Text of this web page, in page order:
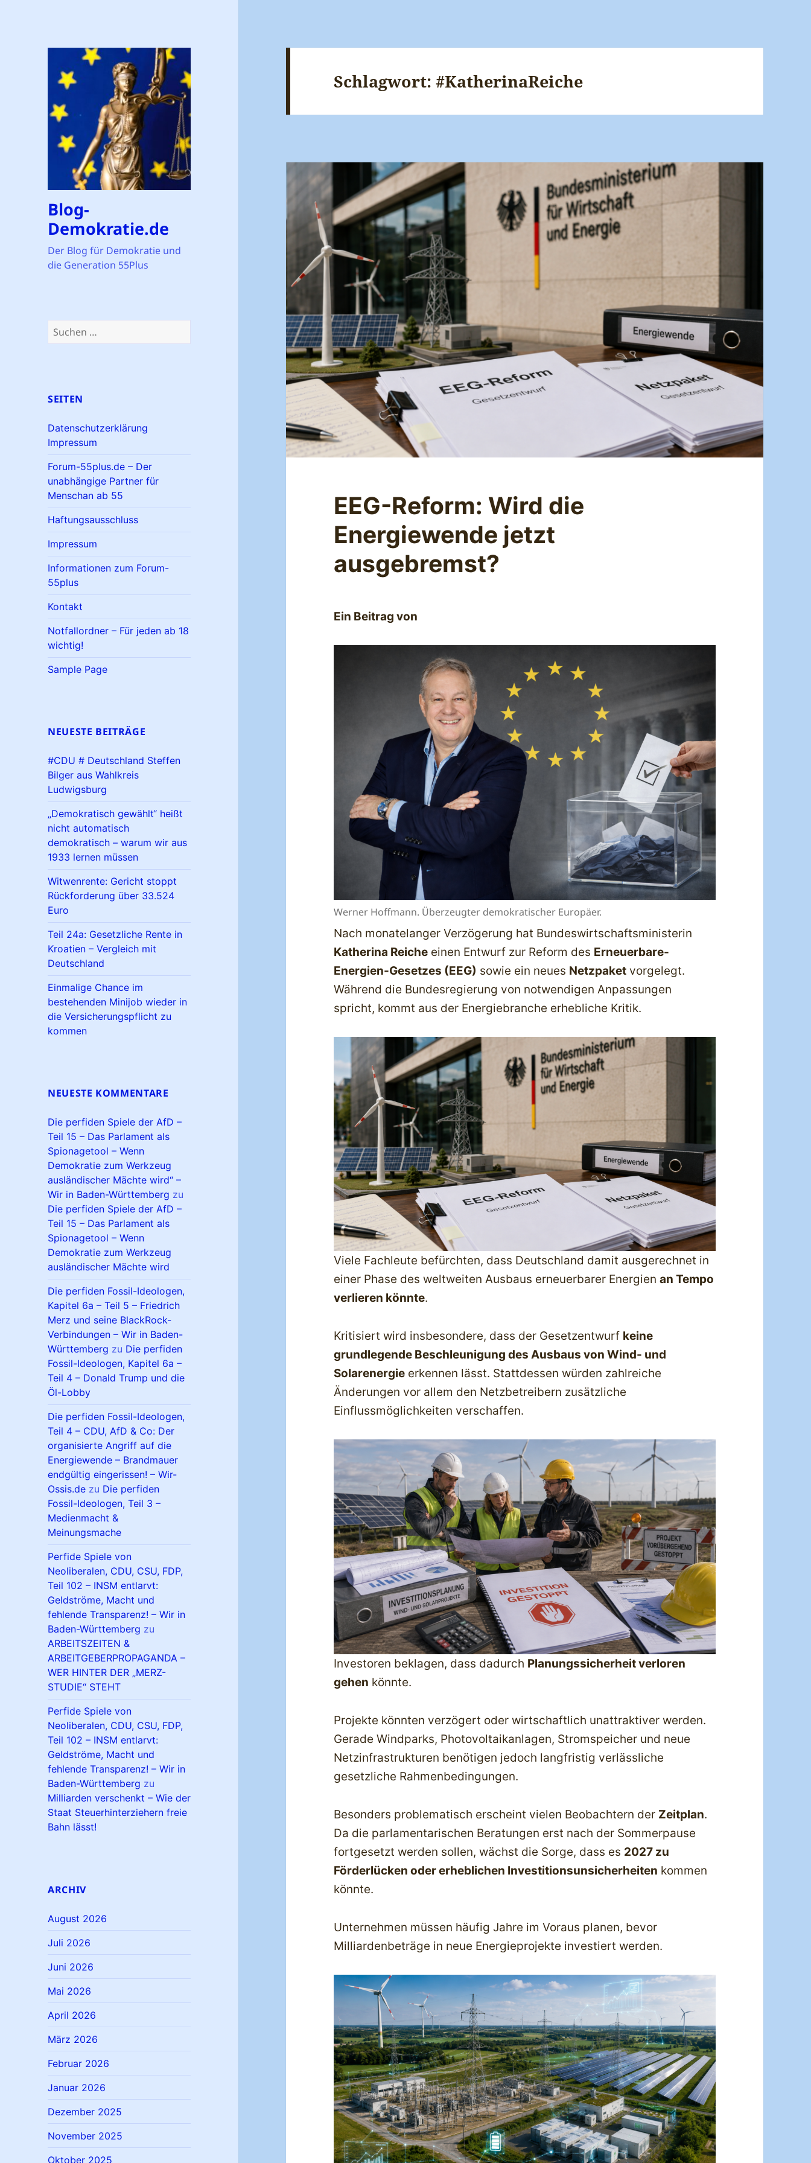
Blog-
Demokratie.de
Der Blog für Demokratie und
die Generation 55Plus
Suchen
nach:
SEITEN
Datenschutzerklärung
Impressum
Forum-55plus.de – Der
unabhängige Partner für
Menschan ab 55
Haftungsausschluss
Impressum
Informationen zum Forum-
55plus
Kontakt
Notfallordner – Für jeden ab 18
wichtig!
Sample Page
NEUESTE BEITRÄGE
#CDU # Deutschland Steffen
Bilger aus Wahlkreis
Ludwigsburg
„Demokratisch gewählt“ heißt
nicht automatisch
demokratisch – warum wir aus
1933 lernen müssen
Witwenrente: Gericht stoppt
Rückforderung über 33.524
Euro
Teil 24a: Gesetzliche Rente in
Kroatien – Vergleich mit
Deutschland
Einmalige Chance im
bestehenden Minijob wieder in
die Versicherungspflicht zu
kommen
NEUESTE KOMMENTARE
Die perfiden Spiele der AfD –
Teil 15 – Das Parlament als
Spionagetool – Wenn
Demokratie zum Werkzeug
ausländischer Mächte wird“ –
Wir in Baden-Württemberg zu
Die perfiden Spiele der AfD –
Teil 15 – Das Parlament als
Spionagetool – Wenn
Demokratie zum Werkzeug
ausländischer Mächte wird
Die perfiden Fossil-Ideologen,
Kapitel 6a – Teil 5 – Friedrich
Merz und seine BlackRock-
Verbindungen – Wir in Baden-
Württemberg zu Die perfiden
Fossil-Ideologen, Kapitel 6a –
Teil 4 – Donald Trump und die
Öl-Lobby
Die perfiden Fossil-Ideologen,
Teil 4 – CDU, AfD & Co: Der
organisierte Angriff auf die
Energiewende – Brandmauer
endgültig eingerissen! – Wir-
Ossis.de zu Die perfiden
Fossil-Ideologen, Teil 3 –
Medienmacht &
Meinungsmache
Perfide Spiele von
Neoliberalen, CDU, CSU, FDP,
Teil 102 – INSM entlarvt:
Geldströme, Macht und
fehlende Transparenz! – Wir in
Baden-Württemberg zu
ARBEITSZEITEN &
ARBEITGEBERPROPAGANDA –
WER HINTER DER „MERZ-
STUDIE“ STEHT
Perfide Spiele von
Neoliberalen, CDU, CSU, FDP,
Teil 102 – INSM entlarvt:
Geldströme, Macht und
fehlende Transparenz! – Wir in
Baden-Württemberg zu
Milliarden verschenkt – Wie der
Staat Steuerhinterziehern freie
Bahn lässt!
ARCHIV
August 2026
Juli 2026
Juni 2026
Mai 2026
April 2026
März 2026
Februar 2026
Januar 2026
Dezember 2025
November 2025
Oktober 2025
Schlagwort:#KatherinaReiche
EEG-Reform: Wird die
Energiewende jetzt
ausgebremst?
Ein Beitrag von
Werner Hoffmann. Überzeugter demokratischer Europäer.
Nach monatelanger Verzögerung hat Bundeswirtschaftsministerin
Katherina Reiche einen Entwurf zur Reform des Erneuerbare-
Energien-Gesetzes (EEG) sowie ein neues Netzpaket vorgelegt.
Während die Bundesregierung von notwendigen Anpassungen
spricht, kommt aus der Energiebranche erhebliche Kritik.
Viele Fachleute befürchten, dass Deutschland damit ausgerechnet in
einer Phase des weltweiten Ausbaus erneuerbarer Energienan Tempo
verlieren könnte.
Kritisiert wird insbesondere, dass der Gesetzentwurf keine
grundlegende Beschleunigung des Ausbaus von Wind- und
Solarenergie erkennen lässt. Stattdessen würden zahlreiche
Änderungen vor allem den Netzbetreibern zusätzliche
Einflussmöglichkeiten verschaffen.
Investoren beklagen, dass dadurch Planungssicherheit verloren
gehen könnte.
Projekte könnten verzögert oder wirtschaftlich unattraktiver werden.
Gerade Windparks, Photovoltaikanlagen, Stromspeicher und neue
Netzinfrastrukturen benötigen jedoch langfristig verlässliche
gesetzliche Rahmenbedingungen.
Besonders problematisch erscheint vielen Beobachtern der Zeitplan.
Da die parlamentarischen Beratungen erst nach der Sommerpause
fortgesetzt werden sollen, wächst die Sorge, dass es 2027 zu
Förderlücken oder erheblichen Investitionsunsicherheiten kommen
könnte.
Unternehmen müssen häufig Jahre im Voraus planen, bevor
Milliardenbeträge in neue Energieprojekte investiert werden.